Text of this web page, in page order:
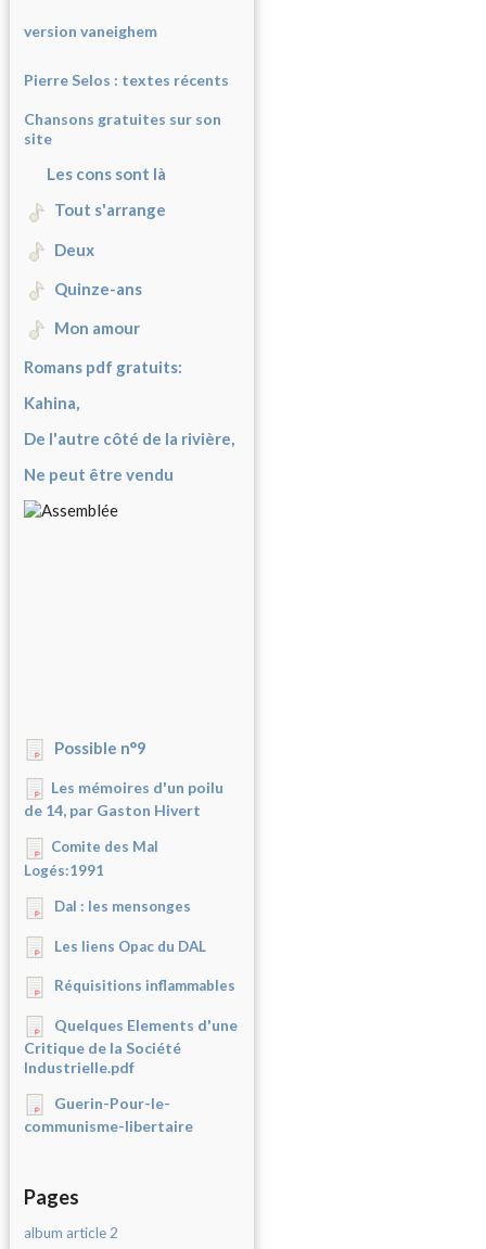
version vaneighem
Pierre Selos : textes récents
Chansons gratuites sur son
site
Les cons sont là
Tout s'arrange
Deux
Quinze-ans
Mon amour
Romans pdf gratuits:
Kahina,
De l'autre côté de la rivière,
Ne peut être vendu
Possible n°9
Les mémoires d'un poilu
de 14, par Gaston Hivert
Comite des Mal
Logés:1991
Dal : les mensonges
Les liens Opac du DAL
Réquisitions inflammables
Quelques Elements d'une
Critique de la Société
Industrielle.pdf
Guerin-Pour-le-
communisme-libertaire
Pages
album article 2